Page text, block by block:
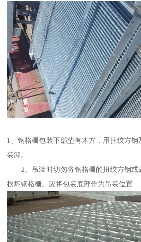
1、钢格栅包装下部垫有木方，用扭绞方
装卸。
2、吊装时切勿将钢格栅的扭绞方钢或
损坏钢格栅。应将包装底部作为吊装位置